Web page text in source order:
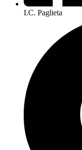
I.C. Paglieta